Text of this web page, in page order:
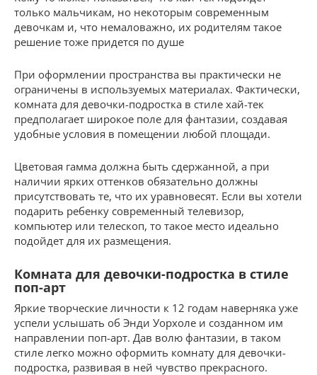
только мальчикам, но некоторым современным
девочкам и, что немаловажно, их родителям такое
решение тоже придется по душе
При оформлении пространства вы практически не
ограничены в используемых материалах. Фактически,
комната для девочки-подростка в стиле хай-тек
предполагает широкое поле для фантазии, создавая
удобные условия в помещении любой площади.
Цветовая гамма должна быть сдержанной, а при
наличии ярких оттенков обязательно должны
присутствовать те, что их уравновесят. Если вы хотели
подарить ребенку современный телевизор,
компьютер или телескоп, то такое место идеально
подойдет для их размещения.
Комната для девочки-подростка в стиле
поп-арт
Яркие творческие личности к 12 годам наверняка уже
успели услышать об Энди Уорхоле и созданном им
направлении поп-арт. Дав волю фантазии, в таком
стиле легко можно оформить комнату для девочки-
подростка, развивая в ней чувство прекрасного.